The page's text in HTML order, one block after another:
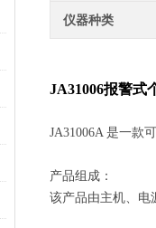
仪器种类
JA31006报警式
JA31006A 是一款
产品组成：
该产品由主机、电